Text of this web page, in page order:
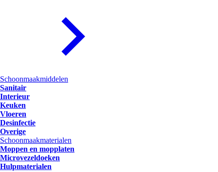
Schoonmaakmiddelen
Sanitair
Interieur
Keuken
Vloeren
Desinfectie
Overige
Schoonmaakmaterialen
Moppen en mopplaten
Microvezeldoeken
Hulpmaterialen